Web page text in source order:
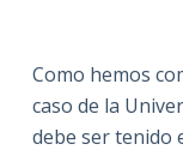
Como hemos
caso de la
debe ser tenido